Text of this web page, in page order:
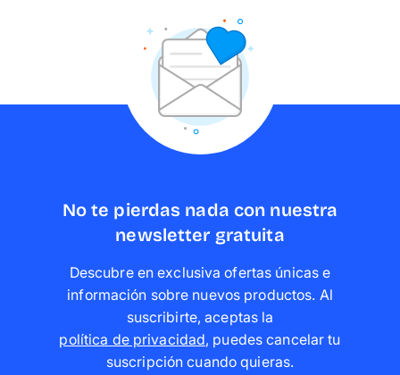
No te pierdas nada con nuestra
newsletter gratuita
Descubre en exclusiva ofertas únicas e
información sobre nuevos productos. Al
suscribirte, aceptas la
política de privacidad, puedes cancelar tu
suscripción cuando quieras.